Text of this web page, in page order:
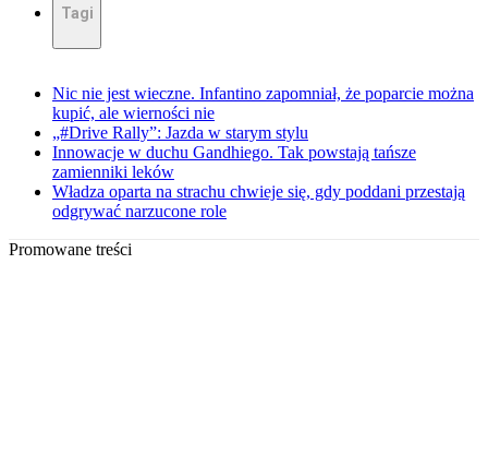
Tagi
Nic nie jest wieczne. Infantino zapomniał, że poparcie można
kupić, ale wierności nie
„#Drive Rally”: Jazda w starym stylu
Innowacje w duchu Gandhiego. Tak powstają tańsze
zamienniki leków
Władza oparta na strachu chwieje się, gdy poddani przestają
odgrywać narzucone role
Promowane treści